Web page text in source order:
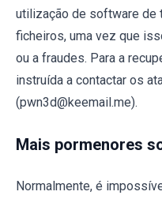
utilização de software de
ficheiros, uma vez que
ou a fraudes. Para a
instruída a contactar os
(pwn3d@keemail.me).
Mais pormenores
Normalmente, é